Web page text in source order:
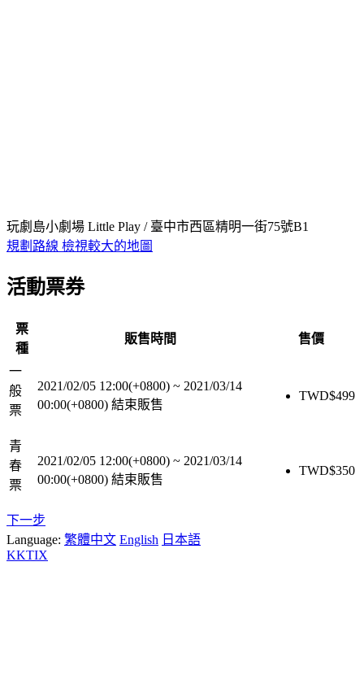
玩劇島小劇場 Little Play / 臺中市西區精明一街75號B1
規劃路線 檢視較大的地圖
活動票券
票
種
販售時間 售價
一
般
票
2021/02/05 12:00(+0800) ~ 2021/03/14
00:00(+0800) 結束販售
TWD$499
青
春
票
2021/02/05 12:00(+0800) ~ 2021/03/14
00:00(+0800) 結束販售
TWD$350
下一步
Language: 繁體中文 English 日本語
KKTIX